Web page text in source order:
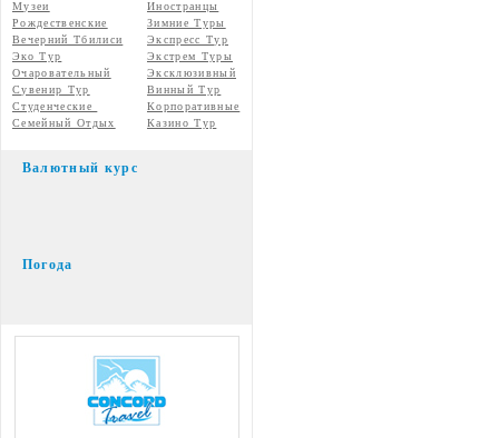
Музеи
Иностранцы
Рождественские
Зимние Туры
Вечерний Тбилиси
Экспресс Тур
Эко Тур
Экстрем Туры
Очаровательный
Эксклюзивный
Сувенир Тур
Винный Тур
Студенческие
Корпоративные
Семейный Отдых
Казино Тур
Валютный курс
Погода